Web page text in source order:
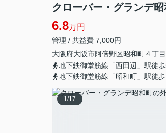
クローバー・グランデ
6.8万円
管理 / 共益費 7,000円
大阪府大阪市阿倍野区昭和町４丁
地下鉄御堂筋線「西田辺」駅徒
地下鉄御堂筋線「昭和町」駅徒
1/17